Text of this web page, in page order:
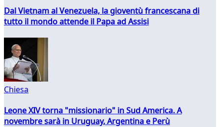
Dal Vietnam al Venezuela, la gioventù francescana di
tutto il mondo attende il Papa ad Assisi
Chiesa
Leone XIV torna "missionario" in Sud America. A
novembre sarà in Uruguay, Argentina e Perù